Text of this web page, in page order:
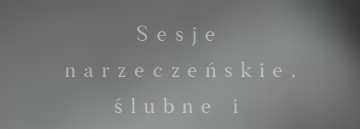
Sesje
narzeczeńskie,
ślubne i